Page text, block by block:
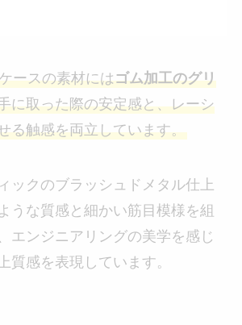
ースの素材にはゴム加工のグリ
に取った際の安定感と、レーシ
る触感を両立しています。
ックのブラッシュドメタル仕上
うな質感と細かい筋目模様を組
エンジニアリングの美学を感じ
質感を表現しています。